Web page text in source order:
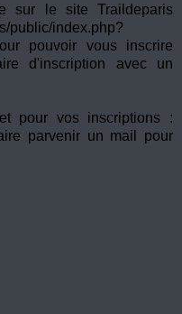
sur le site Traildeparis
public/index.php?
pouvoir vous inscrire
d'inscription avec un
pour vos inscriptions :
parvenir un mail pour